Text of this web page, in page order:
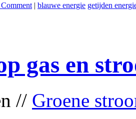
| blauwe energie getijden
gas en
// Groene